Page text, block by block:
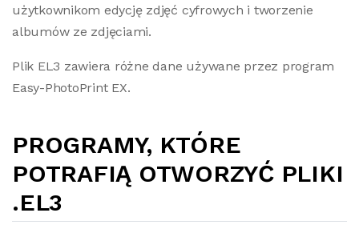
użytkownikom edycję zdjęć cyfrowych i tworzenie
albumów ze zdjęciami.
Plik EL3 zawiera różne dane używane przez program
Easy-PhotoPrint EX.
PROGRAMY, KTÓRE
POTRAFIĄ OTWORZYĆ PLIKI
.EL3